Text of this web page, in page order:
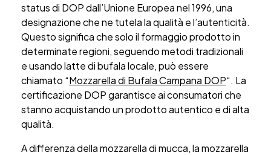
status di DOP dall’Unione Europea nel 1996, una
designazione che ne tutela la qualità e l’autenticità.
Questo significa che solo il formaggio prodotto in
determinate regioni, seguendo metodi tradizionali
e usando latte di bufala locale, può essere
chiamato “Mozzarella di Bufala Campana DOP“. La
certificazione DOP garantisce ai consumatori che
stanno acquistando un prodotto autentico e di alta
qualità.
A differenza della mozzarella di mucca, la mozzarella